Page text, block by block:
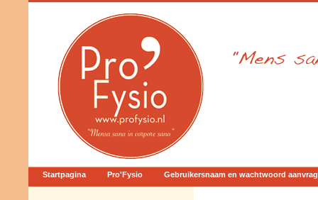
Startpagina Pro'Fysio Gebruikersnaam en wachtwoord